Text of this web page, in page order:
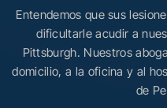
Entendemos que sus
dificultarle acudir a
Pittsburgh. Nuestros
domicilio, a la oficina y al
de